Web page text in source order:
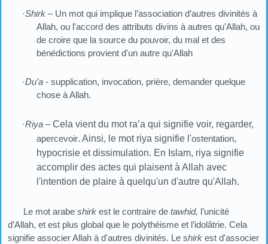
·Shirk – Un mot qui implique l’association d’autres divinités à
Allah, ou l'accord des attributs divins à autres qu'Allah, ou
de croire que la source du pouvoir, du mal et des
bénédictions provient d'un autre qu'Allah
·Du’a - supplication, invocation, prière, demander quelque
chose à Allah.
·Riya –Cela vient du mot ra’a qui signifie voir, regarder,
apercevoir. Ainsi, le mot riya signifie l'ostentation,
hypocrisie et dissimulation. En Islam, riya signifie
accomplir des actes qui plaisent à Allah avec
l'intention de plaire à quelqu'un d'autre qu'Allah.
Le mot arabeshirk est le contraire de tawhid, l’unicité
d’Allah, et est plus global que le polythéisme et l’idolâtrie. Cela
signifie associer Allah à d'autres divinités. Le shirk est d'associer